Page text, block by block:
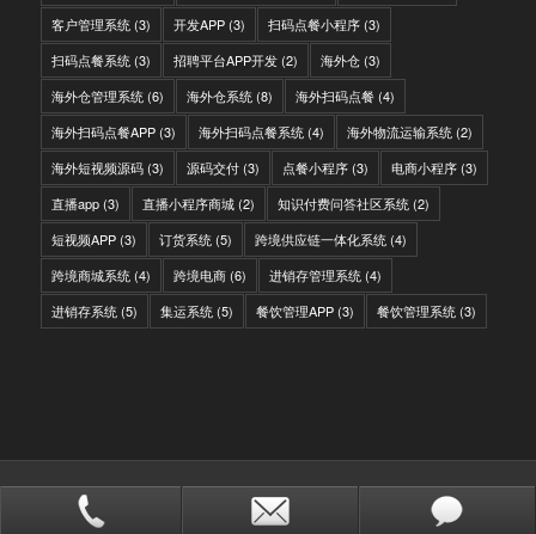
客户管理系统(3) 开发APP(3) 扫码点餐小程序(3)
扫码点餐系统(3) 招聘平台APP开发(2) 海外仓(3)
海外仓管理系统(6) 海外仓系统(8) 海外扫码点餐(4)
海外扫码点餐APP(3) 海外扫码点餐系统(4) 海外物流运输系统(2)
海外短视频源码(3) 源码交付(3) 点餐小程序(3) 电商小程序(3)
直播app(3) 直播小程序商城(2) 知识付费问答社区系统(2)
短视频APP(3) 订货系统(5) 跨境供应链一体化系统(4)
跨境商城系统(4) 跨境电商(6) 进销存管理系统(4)
进销存系统(5) 集运系统(5) 餐饮管理APP(3) 餐饮管理系统(3)
© Copyright - IITC网域信息-软件开发，国际快递转运系统，WMS海外仓系
统，会员系统，分销系统